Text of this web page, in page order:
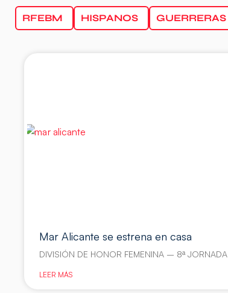
RFEBM HISPANOS GUERRERAS
Mar Alicante se estrena en casa
DIVISIÓN DE HONOR FEMENINA – 8ª JORNADA
LEER MÁS